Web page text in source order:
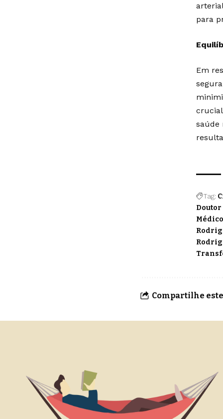
para
Em
saúde
Tag:
Compartilhe